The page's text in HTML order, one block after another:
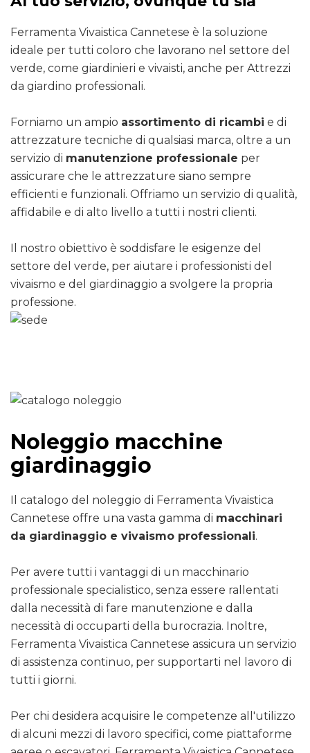
Ferramenta Vivaistica Cannetese è la soluzione
ideale per tutti coloro che lavorano nel settore del
verde, come giardinieri e vivaisti, anche per Attrezzi
da giardino professionali.
Forniamo un ampio assortimento di ricambi e di
attrezzature tecniche di qualsiasi marca, oltre a un
servizio di manutenzione professionale per
assicurare che le attrezzature siano sempre
efficienti e funzionali. Offriamo un servizio di qualità,
affidabile e di alto livello a tutti i nostri clienti.
Il nostro obiettivo è soddisfare le esigenze del
settore del verde, per aiutare i professionisti del
vivaismo e del giardinaggio a svolgere la propria
professione.
Noleggio macchine
giardinaggio
Il catalogo del noleggio di Ferramenta Vivaistica
Cannetese offre una vasta gamma di macchinari
da giardinaggio e vivaismo professionali.
Per avere tutti i vantaggi di un macchinario
professionale specialistico, senza essere rallentati
dalla necessità di fare manutenzione e dalla
necessità di occuparti della burocrazia. Inoltre,
Ferramenta Vivaistica Cannetese assicura un servizio
di assistenza continuo, per supportarti nel lavoro di
tutti i giorni.
Per chi desidera acquisire le competenze all'utilizzo
di alcuni mezzi di lavoro specifici, come piattaforme